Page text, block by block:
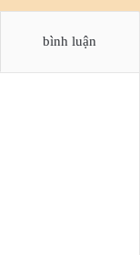
bình luận